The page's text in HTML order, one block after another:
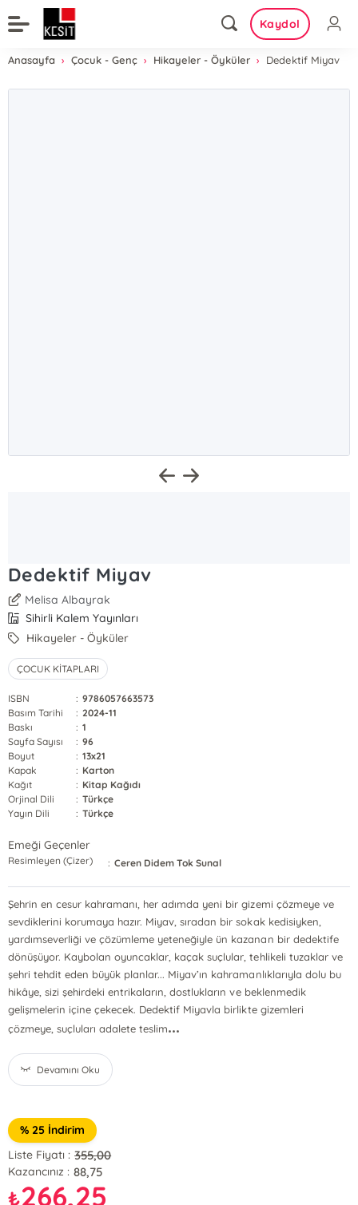
Kaydol
Anasayfa Çocuk - Genç Hikayeler - Öyküler Dedektif Miyav
Dedektif Miyav
Melisa Albayrak
Sihirli Kalem Yayınları
Hikayeler - Öyküler
ÇOCUK KİTAPLARI
ISBN : 9786057663573
Basım Tarihi
: 2024-11
Baskı
: 1
Sayfa Sayısı
: 96
Boyut
: 13x21
Kapak
: Karton
Kağıt
: Kitap Kağıdı
Orjinal Dili
: Türkçe
Yayın Dili
: Türkçe
Emeği Geçenler
Resimleyen (Çizer) : Ceren Didem Tok Sunal
Şehrin en cesur kahramanı, her adımda yeni bir gizemi çözmeye ve
sevdiklerini korumaya hazır. Miyav, sıradan bir sokak kedisiyken,
yardımseverliği ve çözümleme yeteneğiyle ün kazanan bir dedektife
dönüşüyor. Kaybolan oyuncaklar, kaçak suçlular, tehlikeli tuzaklar ve
şehri tehdit eden büyük planlar... Miyav’ın kahramanlıklarıyla dolu bu
hikâye, sizi şehirdeki entrikaların, dostlukların ve beklenmedik
gelişmelerin içine çekecek. Dedektif Miyavla birlikte gizemleri
çözmeye, suçluları adalete teslim...
Devamını Oku
% 25 İndirim
Liste Fiyatı : 355,00
Kazancınız : 88,75
₺266,25